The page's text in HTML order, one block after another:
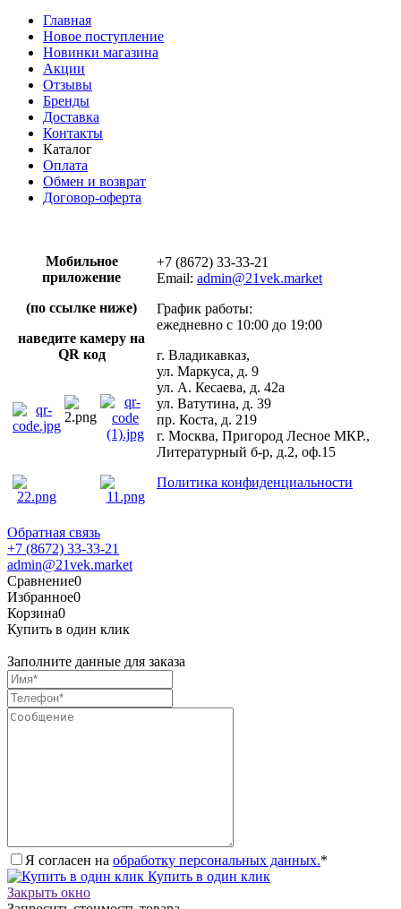
Главная
Новое поступление
Новинки магазина
Акции
Отзывы
Бренды
Доставка
Контакты
Каталог
Оплата
Обмен и возврат
Договор-оферта
Мобильное
приложение
(по ссылке ниже)
наведите камеру на
QR код
+7 (8672) 33-33-21
Email: admin@21vek.market
График работы:
ежедневно с 10:00 до 19:00
г. Владикавказ,
ул. Маркуса, д. 9
ул. А. Кесаева, д. 42а
ул. Ватутина, д. 39
пр. Коста, д. 219
г. Москва, Пригород Лесное МКР.,
Литературный б-р, д.2, оф.15
Политика конфиденциальности
Обратная связь
+7 (8672) 33-33-21
admin@21vek.market
Сравнение0
Избранное0
Корзина0
Купить в один клик
Заполните данные для заказа
Я согласен на обработку персональных данных.*
Купить в один клик
Закрыть окно